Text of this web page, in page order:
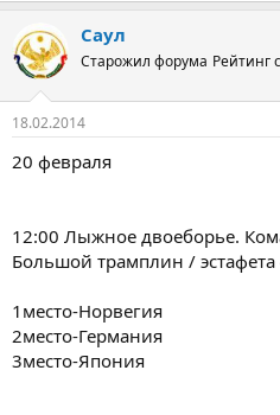
Саул
Старожил форума Рейтинг
18.02.2014
20 февраля
12:00 Лыжное двоеборье.
Большой трамплин / эстафета
1место-Норвегия
2место-Германия
3место-Япония